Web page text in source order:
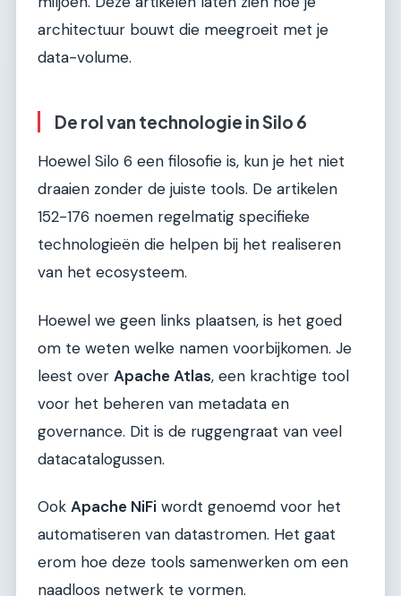
architectuur bouwt die meegroeit met je
data-volume.
De rol van technologie in Silo 6
Hoewel Silo 6 een filosofie is, kun je het niet
draaien zonder de juiste tools. De artikelen
152-176 noemen regelmatig specifieke
technologieën die helpen bij het realiseren
van het ecosysteem.
Hoewel we geen links plaatsen, is het goed
om te weten welke namen voorbijkomen. Je
leest over Apache Atlas, een krachtige tool
voor het beheren van metadata en
governance. Dit is de ruggengraat van veel
datacatalogussen.
Ook Apache NiFi wordt genoemd voor het
automatiseren van datastromen. Het gaat
erom hoe deze tools samenwerken om een
naadloos netwerk te vormen.